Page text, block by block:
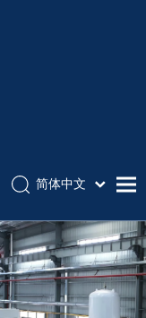
简体中文
Español
Pусский